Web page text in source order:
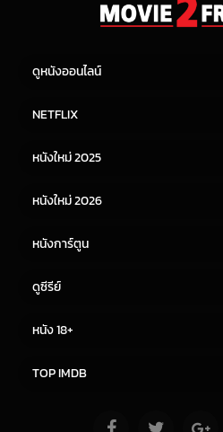
ดูหนังออนไลน์
หนังจีน
NETFLIX
หนังใหม่ 2025
หนังใหม่ 2026
หนังการ์ตูน
ดูซีรีย์
หนัง 18+
TOP IMDB